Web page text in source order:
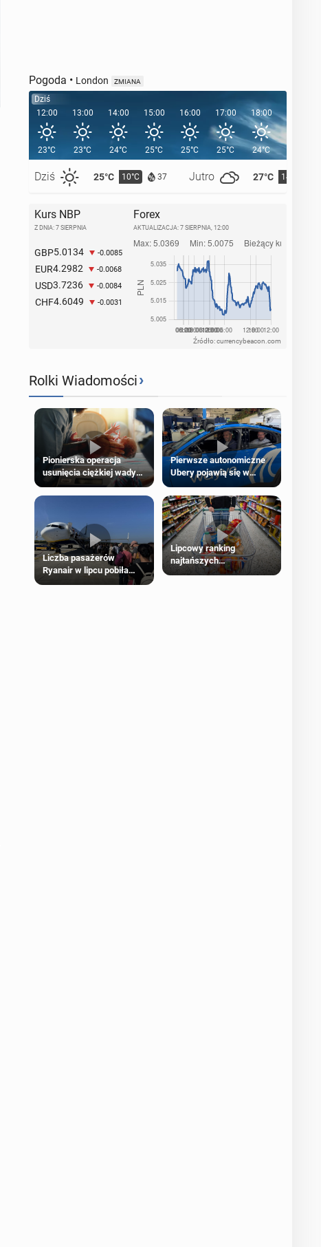
Pogoda • London ZMIANA
Dziś
12:00
23°C
Dziś 25°C 10°C 37 Jutro 27°C 14°C
13:00
23°C
14:00
24°C
15:00
25°C
16:00
25°C
17:00
25°C
18:00
24°C
19:00
Kurs NBP
Z DNIA: 7 SIERPNIA
GBP5.0134 -0.0085
EUR4.2982 -0.0068
USD3.7236 -0.0084
CHF4.6049 -0.0031
Forex
AKTUALIZACJA: 7 SIERPNIA, 12:00
Źródło: currencybeacon.com
Rolki Wiadomości›
Pionierska operacja
usunięcia ciężkiej wady
wrodzonej płodu w łonie
matki
Pierwsze autonomiczne
Ubery pojawią się w
Londynie jeszcze tego
lata
Liczba pasażerów
Ryanair w lipcu pobiła
rekord
Lipcowy ranking
najtańszych
supermarketów